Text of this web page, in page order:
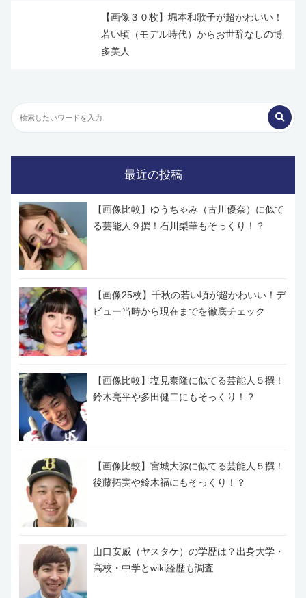
【画像３０枚】堀本和歌子が超かわいい！
若い頃（モデル時代）からお世辞なしの博
多美人
最近の投稿
【画像比較】ゆうちゃみ（古川優奈）に似て
る芸能人９撰！石川梨華もそっくり！？
【画像25枚】千秋の若い頃が超かわいい！デ
ビュー当時から現在までを徹底チェック
【画像比較】塩見泰隆に似てる芸能人５撰！
鈴木亮平や多田健二にもそっくり！？
【画像比較】宮城大弥に似てる芸能人５撰！
後藤拓実や鈴木福にもそっくり！？
山口安威（ヤスタケ）の学歴は？出身大学・
高校・中学とwiki経歴も調査